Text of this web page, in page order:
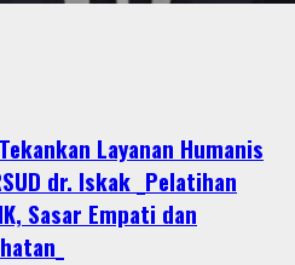
Layanan Humanis
dr. Iskak _Pelatihan
Sasar Empati dan